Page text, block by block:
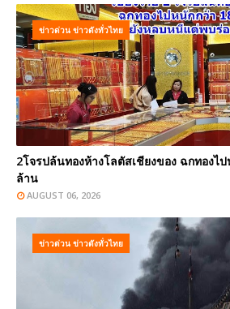
ข่าวด่วน ข่าวดังทั่วไทย
2โจรปล้นทองห้างโลตัสเชียงของ ฉกทองไ
ล้าน
AUGUST 06, 2026
ข่าวด่วน ข่าวดังทั่วไทย